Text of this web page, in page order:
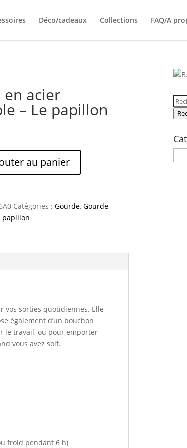
Déco/cadeaux Collections FAQ/A
acier
– Le papillon
au panier
Catégories :Gourde,Gourde,
papillon
vos sorties quotidiennes. Elle
également d’un bouchon
le travail, ou pour emporter
vous avez soif.
froid pendant 6 h)